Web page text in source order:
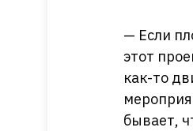
— Если
этот
как-то
бывает,